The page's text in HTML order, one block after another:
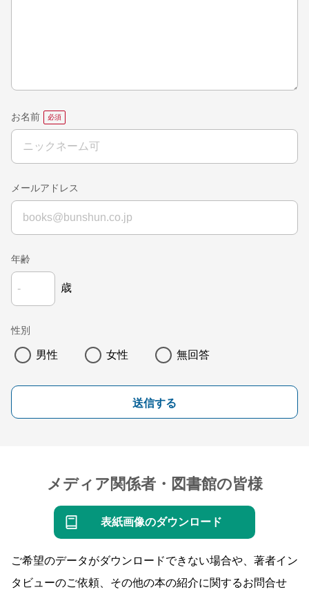
お名前
メールアドレス
年齢
歳
性別
男性 女性 無回答
送信する
メディア関係者・図書館の皆様
表紙画像のダウンロード
ご希望のデータがダウンロードできない場合や、著者イン
タビューのご依頼、その他の本の紹介に関するお問合せ